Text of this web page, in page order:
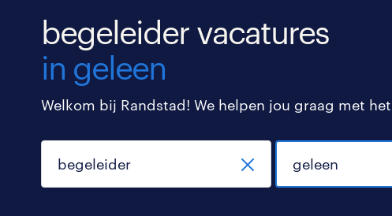
begeleider vacatures
in geleen
Welkom bij Randstad! We helpen jou graag met